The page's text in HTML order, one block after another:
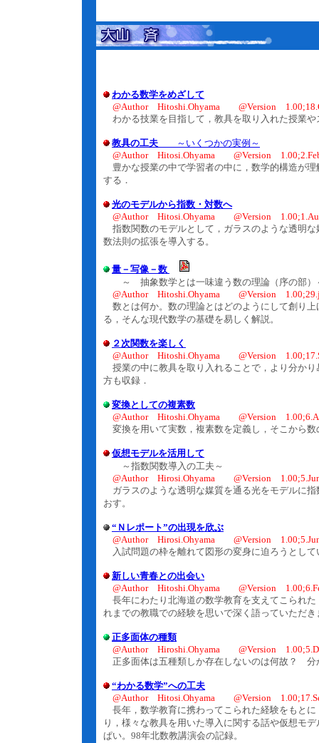
わかる数学をめざして
@Author Hitoshi.Ohyama @Version
わかる技業を目指して，教具を取り入れた授業
教具の工夫 ～いくつかの実例～
@Author Hitosi.Ohyama @Version
豊かな授業の中で学習者の中に，数学的構造が
する．
光のモデルから指数・対数へ
@Author Hitosi.Ohyama @Version
指数関数のモデルとして，ガラスのような透明
数法則の拡張を導入する。
量－写像－数
～ 抽象数学とは一味違う数の理論（序の部）
@Author Hitoshi.Ohyama @Version
数とは何か。数の理論とはどのようにして創り
る，そんな現代数学の基礎を易しく解説。
２次関数を楽しく
@Author Hitoshi.Ohyama @Version
授業の中に教具を取り入れることで，より分か
方も収録．
変換としての複素数
@Author Hitoshi.Ohyama @Version
変換を用いて実数，複素数を定義し，そこから
仮想モデルを活用して
～指数関数導入の工夫～
@Author Hirosi.Ohyama @Version
ガラスのような透明な媒質を通る光をモデルに
おす。
“Ｎレポート”の出現を欣ぶ
@Author Hirosi.Ohyama @Version
入試問題の枠を離れて図形の変身に迫ろうとし
新しい青春との出会い
@Author Hitoshi.Ohyama @Version
長年にわたり北海道の数学教育を支えてこられ
れまでの教職での経験を思いで深く語っていただき
正多面体の種類
@Author Hiroshi.Ohyama @Version
正多面体は五種類しか存在しないのは何故？ 分
“わかる数学”への工夫
@Author Hitosi.Ohyama @Version
長年，数学教育に携わってこられた経験をもと
り，様々な教具を用いた導入に関する話や仮想モ
ぱい。98年北数教講演会の記録。